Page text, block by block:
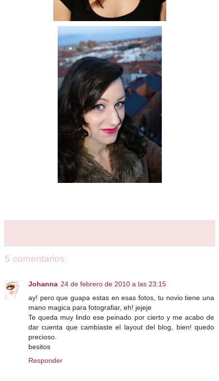
5 comentarios:
Johanna 24 de febrero de 2010 a las 23:15
ay! pero que guapa estas en esas fotos, tu novio tiene una
mano magica para fotografiar, eh! jejeje
Te queda muy lindo ese peinado por cierto y me acabo de
dar cuenta que cambiaste el layout del blog, bien! quedo
precioso.
besitos
Responder